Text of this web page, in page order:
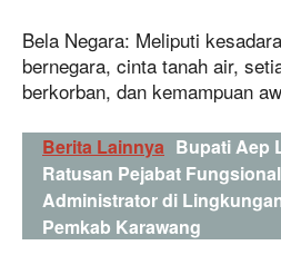
Bela Negara: Meliputi
bernegara, cinta tanah air,
berkorban, dan kemampuan
Berita Lainnya Bupati Aep
Ratusan Pejabat
Administrator di
Pemkab Karawang